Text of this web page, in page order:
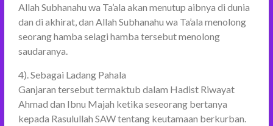
Allah Subhanahu wa Ta’ala akan menutup aibnya di dunia
dan di akhirat, dan Allah Subhanahu wa Ta’ala menolong
seorang hamba selagi hamba tersebut menolong
saudaranya.
4). Sebagai Ladang Pahala
Ganjaran tersebut termaktub dalam Hadist Riwayat
Ahmad dan Ibnu Majah ketika seseorang bertanya
kepada Rasulullah SAW tentang keutamaan berkurban.